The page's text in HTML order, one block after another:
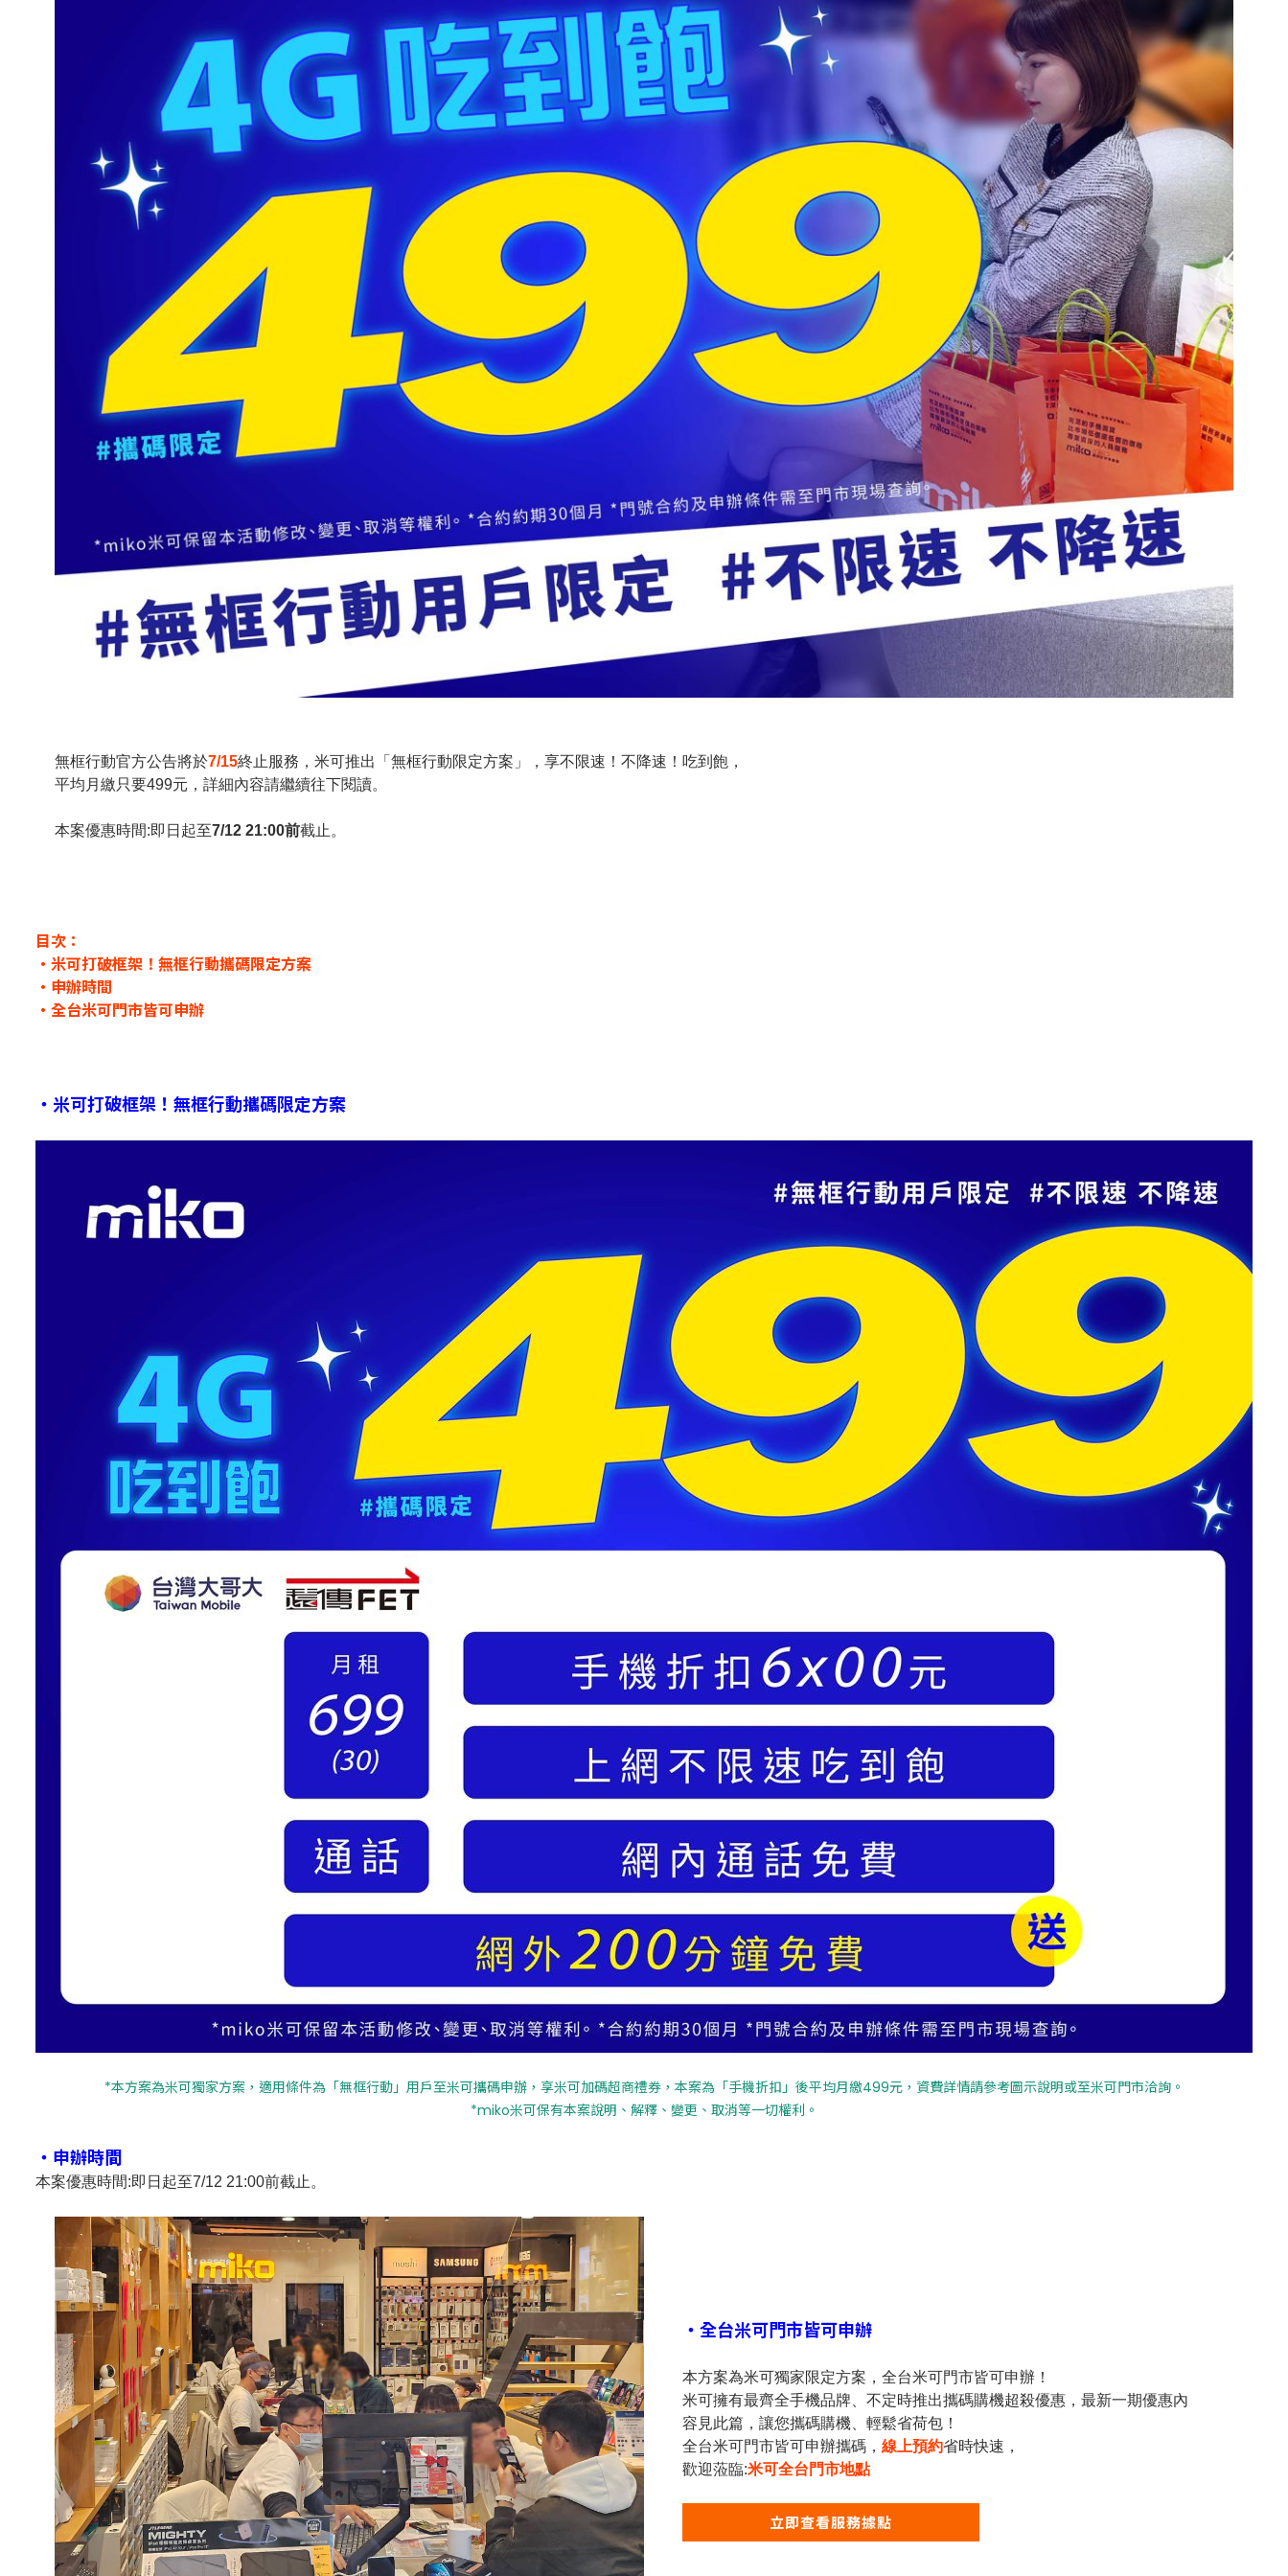
無框行動官方公告將於7/15終止服務， 米可推出「無框行動限定方案」，享不限速！不降速！吃到飽，
平均月繳只要499元，詳細內容請繼續往下閱讀。
本案優惠時間:即日起至7/12 21:00前截止。
目次：
・米可打破框架！無框行動攜碼限定方案
・申辦時間
・全台米可門市皆可申辦
・米可打破框架！無框行動攜碼限定方案
*本方案為米可獨家方案，適用條件為「無框行動」用戶至米可攜碼申辦，享米可加碼超商禮券，本案為「手機折扣」後平均月繳499元，資費詳情請參考圖示說明或至米可門市洽詢。
*miko米可保有本案說明、解釋、變更、取消等一切權利。
・申辦時間
本案優惠時間:即日起至7/12 21:00前截止。
・全台米可門市皆可申辦
本方案為米可獨家限定方案，全台米可門市皆可申辦！
米可擁有最齊全手機品牌、不定時推出攜碼購機超殺優惠，最新一期優惠內
容見此篇，讓您攜碼購機、輕鬆省荷包！
全台米可門市皆可申辦攜碼， 線上預約省時快速，
歡迎蒞臨:米可全台門市地點
立即查看服務據點